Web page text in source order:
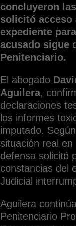
concluyeron
solicitó acceso
expediente
acusado sigue
Penitenciario.
El abogado
Aguilera,
declaraciones
los informes
imputado.
situación real
defensa solicitó
constancias del
Judicial
Aguilera
Penitenciario